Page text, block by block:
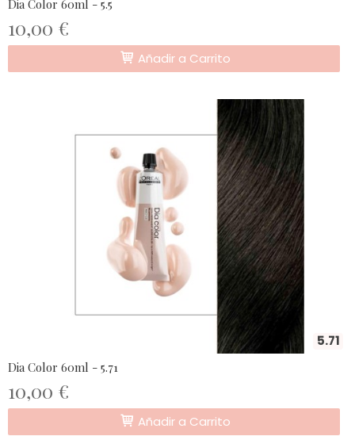
Dia Color 60ml - 5.5
10,00 €
Añadir a Carrito
5.71
Dia Color 60ml - 5.71
10,00 €
Añadir a Carrito